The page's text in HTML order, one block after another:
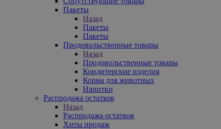
Пакеты
Назад
Пакеты
Пакеты
Продовольственные товары
Назад
Продовольственные товары
Кондитерские изделия
Корма для животных
Напитки
Распродажа остатков
Назад
Распродажа остатков
Хиты продаж